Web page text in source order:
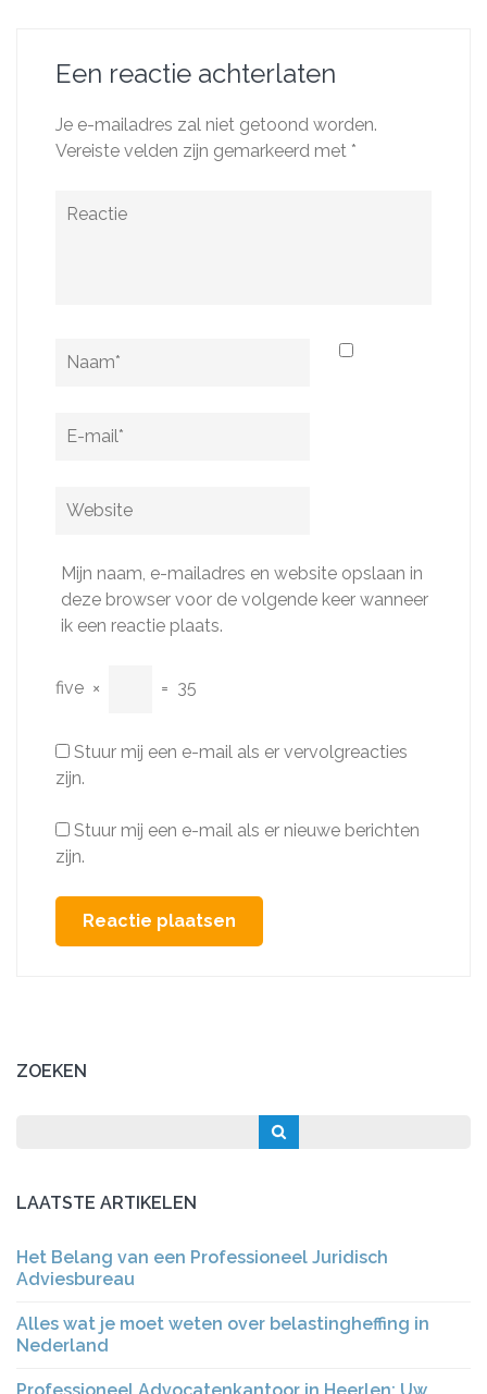
Een reactie achterlaten
Je e-mailadres zal niet getoond worden.
Vereiste velden zijn gemarkeerd met *
Reactie
Naam
E-
Website
Mijn naam, e-mailadres en website opslaan in
deze browser voor de volgende keer wanneer
ik een reactie plaats.
five × = 35
Stuur mij een e-mail als er vervolgreacties
zijn.
Stuur mij een e-mail als er nieuwe berichten
zijn.
ZOEKEN
LAATSTE ARTIKELEN
Het Belang van een Professioneel Juridisch
Adviesbureau
Alles wat je moet weten over belastingheffing in
Nederland